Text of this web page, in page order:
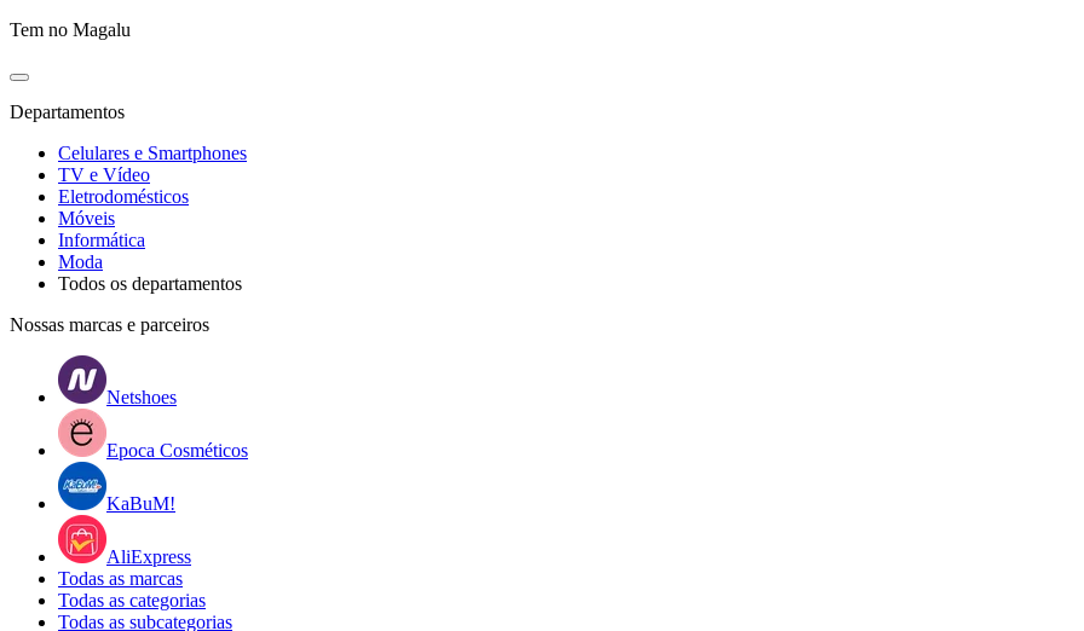
Tem no Magalu
Departamentos
Celulares e Smartphones
TV e Vídeo
Eletrodomésticos
Móveis
Informática
Moda
Todos os departamentos
Nossas marcas e parceiros
Netshoes
Epoca Cosméticos
KaBuM!
AliExpress
Todas as marcas
Todas as categorias
Todas as subcategorias